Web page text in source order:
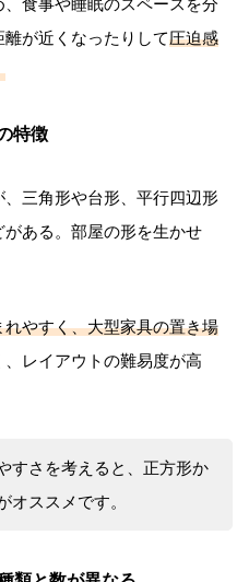
食事や睡眠のスペースを分
が近くなったりして圧迫感
特徴
三角形や台形、平行四辺形
ある。部屋の形を生かせ
やすく、大型家具の置き場
レイアウトの難易度が高
すさを考えると、正方形か
オススメです。